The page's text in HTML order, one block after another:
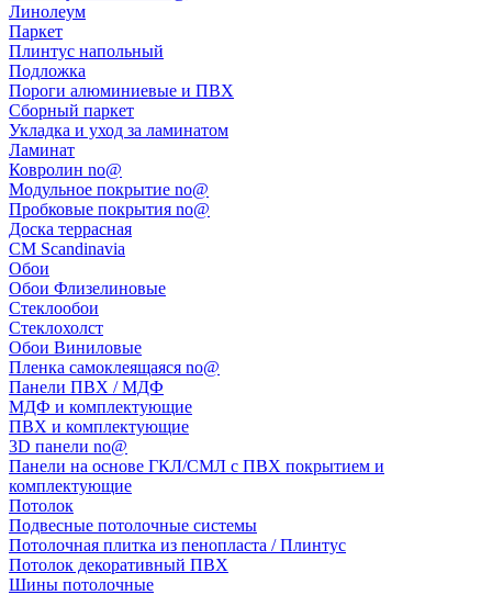
Линолеум
Паркет
Плинтус напольный
Подложка
Пороги алюминиевые и ПВХ
Сборный паркет
Укладка и уход за ламинатом
Ламинат
Ковролин no@
Модульное покрытие no@
Пробковые покрытия no@
Доска террасная
CM Scandinavia
Обои
Обои Флизелиновые
Стеклообои
Стеклохолст
Обои Виниловые
Пленка самоклеящаяся no@
Панели ПВХ / МДФ
МДФ и комплектующие
ПВХ и комплектующие
3D панели no@
Панели на основе ГКЛ/СМЛ с ПВХ покрытием и
комплектующие
Потолок
Подвесные потолочные системы
Потолочная плитка из пенопласта / Плинтус
Потолок декоративный ПВХ
Шины потолочные